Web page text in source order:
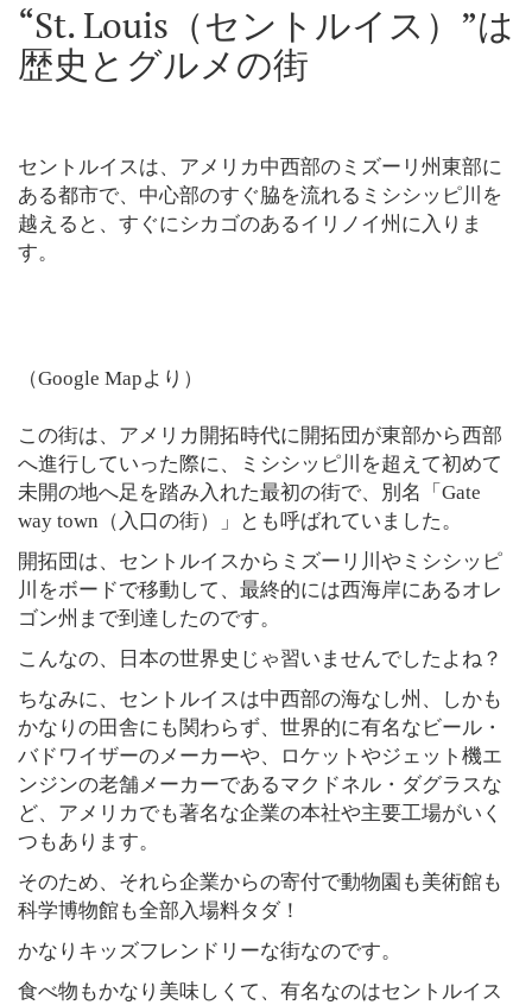
“St. Louis（セントルイス）”は
歴史とグルメの街
セントルイスは、アメリカ中西部のミズーリ州東部に
ある都市で、中心部のすぐ脇を流れるミシシッピ川を
越えると、すぐにシカゴのあるイリノイ州に入りま
す。
（Google Mapより）
この街は、アメリカ開拓時代に開拓団が東部から西部
へ進行していった際に、ミシシッピ川を超えて初めて
未開の地へ足を踏み入れた最初の街で、別名「Gate
way town（入口の街）」とも呼ばれていました。
開拓団は、セントルイスからミズーリ川やミシシッピ
川をボードで移動して、最終的には西海岸にあるオレ
ゴン州まで到達したのです。
こんなの、日本の世界史じゃ習いませんでしたよね？
ちなみに、セントルイスは中西部の海なし州、しかも
かなりの田舎にも関わらず、世界的に有名なビール・
バドワイザーのメーカーや、ロケットやジェット機エ
ンジンの老舗メーカーであるマクドネル・ダグラスな
ど、アメリカでも著名な企業の本社や主要工場がいく
つもあります。
そのため、それら企業からの寄付で動物園も美術館も
科学博物館も全部入場料タダ！
かなりキッズフレンドリーな街なのです。
食べ物もかなり美味しくて、有名なのはセントルイス